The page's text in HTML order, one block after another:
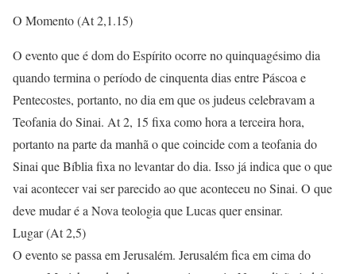
O Momento (At 2,1.15)
O evento que é dom do Espírito ocorre no quinquagésimo dia
quando termina o período de cinquenta dias entre Páscoa e
Pentecostes, portanto, no dia em que os judeus celebravam a
Teofania do Sinai. At 2, 15 fixa como hora a terceira hora,
portanto na parte da manhã o que coincide com a teofania do
Sinai que Bíblia fixa no levantar do dia. Isso já indica que o que
vai acontecer vai ser parecido ao que aconteceu no Sinai. O que
deve mudar é a Nova teologia que Lucas quer ensinar.
Lugar (At 2,5)
O evento se passa em Jerusalém. Jerusalém fica em cima do